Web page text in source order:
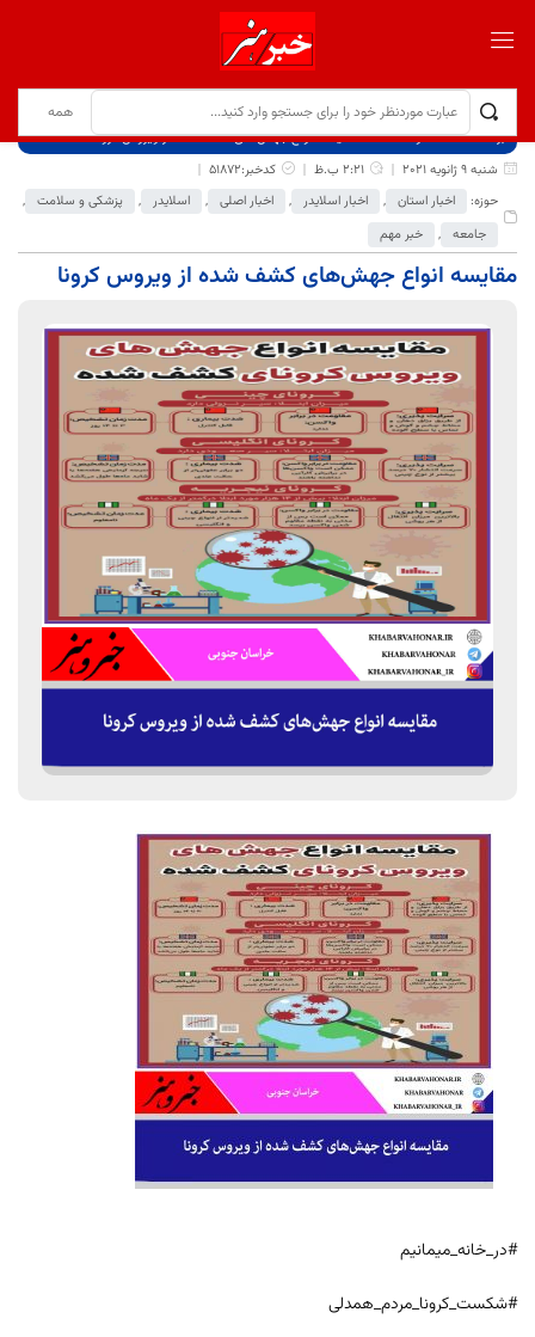
برگ نخست نوشته‌ها
مقایسه انواع جهش‌های کشف شده از ویروس کرونا
شنبه 9 ژانویه 2021
2:21 ب.ظ
کدخبر:51872
حوزه:
اخبار استان , اخبار اسلایدر , اخبار اصلی , اسلایدر , پزشکی و سلامت ,
جامعه , خبر مهم
مقایسه انواع جهش‌های کشف شده از ویروس کرونا
#در_خانه_میمانیم
#شکست_کرونا_مردم_همدلی